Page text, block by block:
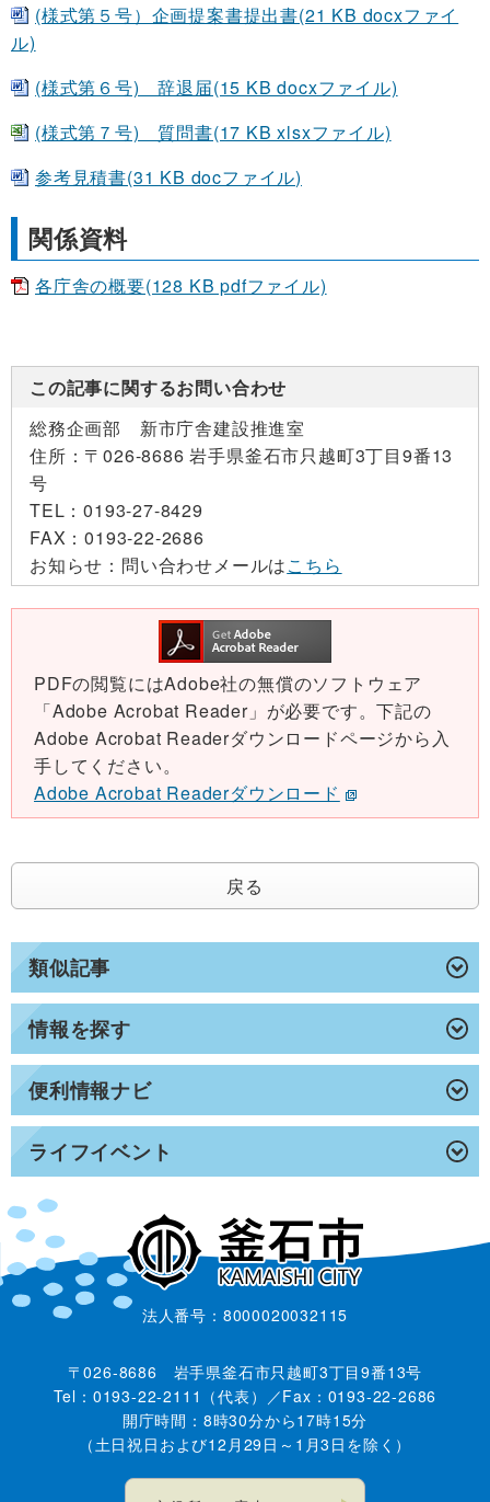
類似記事
情報を探す
便利情報ナビ
ライフイベント
(様式第５号）企画提案書提出書(21 KB docxファイ
ル)
(様式第６号) 辞退届(15 KB docxファイル)
(様式第７号) 質問書(17 KB xlsxファイル)
参考見積書(31 KB docファイル)
関係資料
各庁舎の概要(128 KB pdfファイル)
この記事に関するお問い合わせ
総務企画部 新市庁舎建設推進室
住所： 〒026-8686 岩手県釜石市只越町3丁目9番13
号
TEL：0193-27-8429
FAX：0193-22-2686
お知らせ： 問い合わせメールはこちら
PDFの閲覧にはAdobe社の無償のソフトウェア
「Adobe Acrobat Reader」が必要です。下記の
Adobe Acrobat Readerダウンロードページから入
手してください。
Adobe Acrobat Readerダウンロード
戻る
法人番号：8000020032115
〒026-8686 岩手県釜石市只越町3丁目9番13号
Tel：0193-22-2111（代表）／Fax：0193-22-2686
開庁時間：8時30分から17時15分
（土日祝日および12月29日～1月3日を除く）